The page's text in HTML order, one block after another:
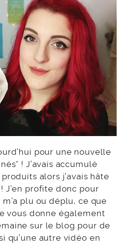
pour une nouvelle
! J’avais accumulé
alors j’avais hâte
J’en profite donc pour
plu ou déplu, ce que
vous donne également
sur le blog pour de
qu’une autre vidéo en